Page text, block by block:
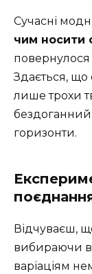
Сучасні
чим носити
повернулося
Здається, що
лише трохи
бездоганний
горизонти.
Відчуваєш,
вибираючи
варіаціям